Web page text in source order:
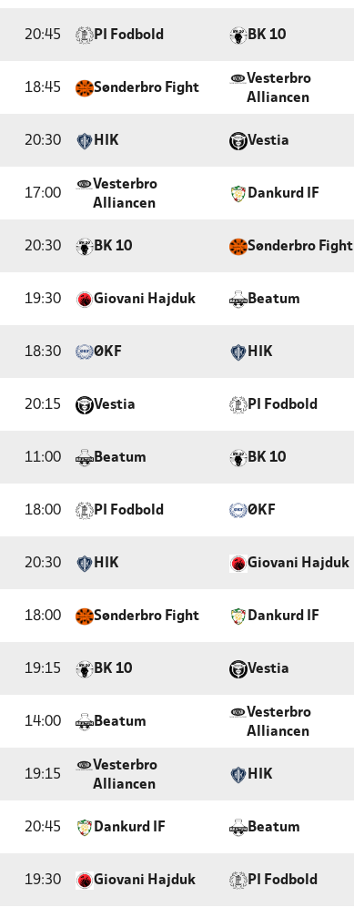
20:45 PI Fodbold BK 10
18:45 Sønderbro Fight
Vesterbro
Alliancen
20:30 HIK Vestia
17:00
Vesterbro
Alliancen
Dankurd IF
20:30 BK 10 Sønderbro Fight
19:30 Giovani Hajduk Beatum
18:30 ØKF HIK
20:15 Vestia PI Fodbold
11:00 Beatum BK 10
18:00 PI Fodbold ØKF
20:30 HIK Giovani Hajduk
18:00 Sønderbro Fight Dankurd IF
19:15 BK 10 Vestia
14:00 Beatum
Vesterbro
Alliancen
19:15
Vesterbro
Alliancen
HIK
20:45 Dankurd IF Beatum
19:30 Giovani Hajduk PI Fodbold